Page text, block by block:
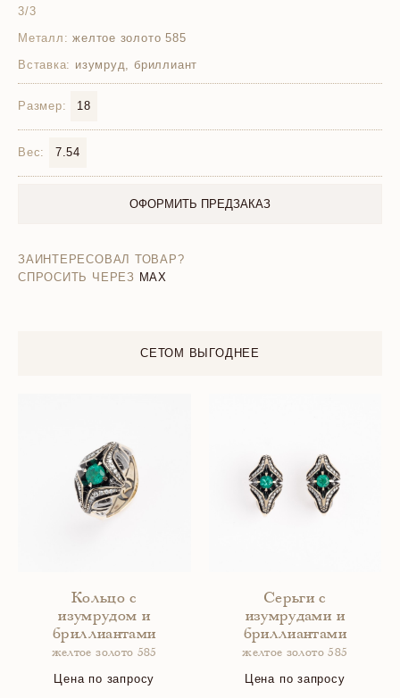
3/3
Металл: желтое золото 585
Вставка: изумруд, бриллиант
Размер: 18
Вес: 7.54
ОФОРМИТЬ ПРЕДЗАКАЗ
ЗАИНТЕРЕСОВАЛ ТОВАР?
СПРОСИТЬ ЧЕРЕЗ MAX
СЕТОМ ВЫГОДНЕЕ
Кольцо с
изумрудом и
бриллиантами
желтое золото 585
Цена по запросу
Серьги с
изумрудами и
бриллиантами
желтое золото 585
Цена по запросу